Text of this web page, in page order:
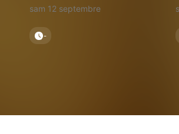
sam 12 septembre
-